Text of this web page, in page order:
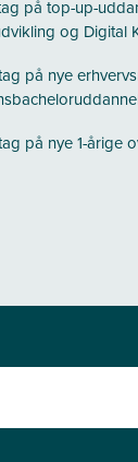
på top-up-
og Digital
på nye
på nye 1-årige